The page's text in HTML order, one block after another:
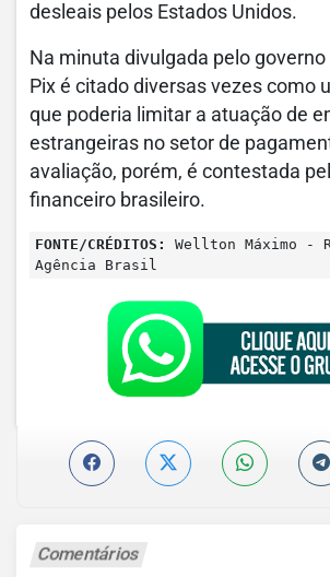
desleais pelos Estados Unidos.
Na minuta divulgada pelo
Pix é citado diversas vezes como
que poderia limitar a atuação de
estrangeiras no setor de
avaliação, porém, é contestada
financeiro brasileiro.
FONTE/CRÉDITOS:
Wellton Máximo -
Agência Brasil
Comentários